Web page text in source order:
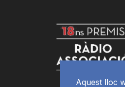
Aquest lloc